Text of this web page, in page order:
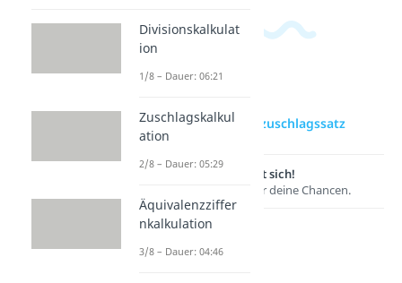
Handlungskostenzuschlagssatz
Lernen lohnt sich!
Entdecke hier deine Chancen.
Divisionskalkulat
ion
1/8 – Dauer: 06:21
Zuschlagskalkul
ation
2/8 – Dauer: 05:29
Äquivalenzziffer
nkalkulation
3/8 – Dauer: 04:46